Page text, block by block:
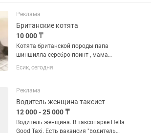
и моется в ручную либо можно снять...
Реклама
Британские котята
10 000 ₸
Котята британской породы папа
шиншилла серебро поинт , мама
голубой крем , котята голубой и
кремовый мальчики . Родились 22 мая
самостоятельные . Документы не
оформляли...
Есик, сегодня
Реклама
Водитель женщина таксист
12 000 - 25 000 ₸
Водитель женщина. В таксопарке Hella
Good Taxi. Есть вакансия "водитель